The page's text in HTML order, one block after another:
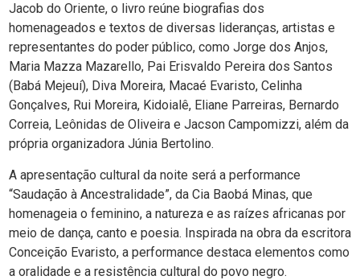
Jacob do Oriente, o livro reúne biografias dos
homenageados e textos de diversas lideranças, artistas e
representantes do poder público, como Jorge dos Anjos,
Maria Mazza Mazarello, Pai Erisvaldo Pereira dos Santos
(Babá Mejeuí), Diva Moreira, Macaé Evaristo, Celinha
Gonçalves, Rui Moreira, Kidoialê, Eliane Parreiras, Bernardo
Correia, Leônidas de Oliveira e Jacson Campomizzi, além da
própria organizadora Júnia Bertolino.
A apresentação cultural da noite será a performance
“Saudação à Ancestralidade”, da Cia Baobá Minas, que
homenageia o feminino, a natureza e as raízes africanas por
meio de dança, canto e poesia. Inspirada na obra da escritora
Conceição Evaristo, a performance destaca elementos como
a oralidade e a resistência cultural do povo negro.